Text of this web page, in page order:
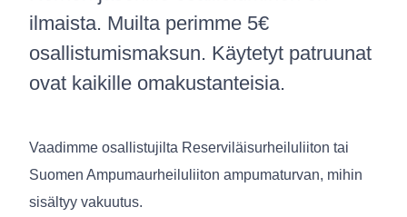
ilmaista. Muilta perimme 5€
osallistumismaksun. Käytetyt patruunat
ovat kaikille omakustanteisia.
Vaadimme osallistujilta Reserviläisurheiluliiton tai
Suomen Ampumaurheiluliiton ampumaturvan, mihin
sisältyy vakuutus.